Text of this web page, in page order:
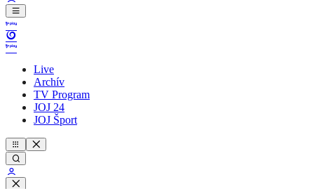
Live
Archív
TV Program
JOJ 24
JOJ Šport